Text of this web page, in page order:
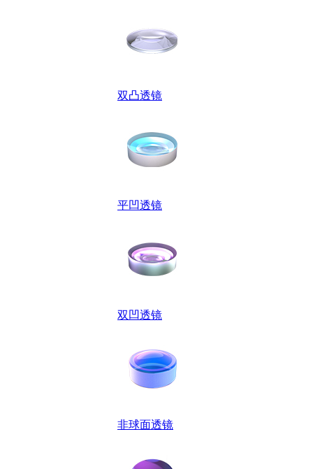
双凸透镜
平凹透镜
双凹透镜
非球面透镜